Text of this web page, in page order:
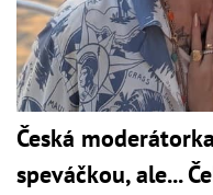
Česká
speváčkou, ale...